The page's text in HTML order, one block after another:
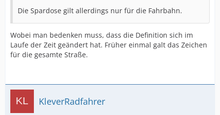
Die Spardose gilt allerdings nur für die Fahrbahn.
Wobei man bedenken muss, dass die Definition sich im
Laufe der Zeit geändert hat. Früher einmal galt das Zeichen
für die gesamte Straße.
KleverRadfahrer